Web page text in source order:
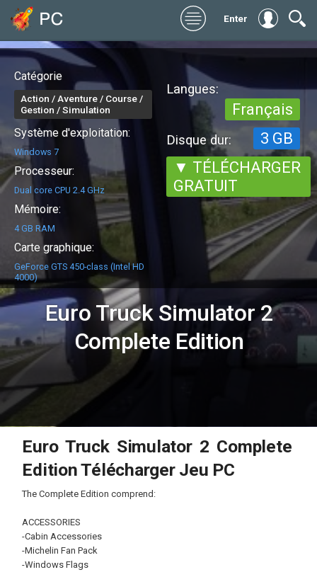
Enter
Catégorie
Action / Aventure / Course /
Gestion / Simulation
Système d'exploitation:
Windows 7
Processeur:
Dual core CPU 2.4 GHz
Mémoire:
4 GB RAM
Carte graphique:
GeForce GTS 450-class (Intel HD
4000)
Euro Truck Simulator 2
Complete Edition
Langues:
Français
Disque dur:
3 GB
▼ TÉLÉCHARGER
GRATUIT
Euro Truck Simulator 2 Complete
Edition Télécharger Jeu PC
The Complete Edition comprend:
ACCESSORIES
-Cabin Accessories
-Michelin Fan Pack
-Windows Flags